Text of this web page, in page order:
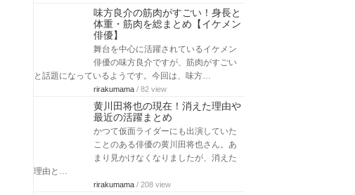
味方良介の筋肉がすごい！身長と
体重・筋肉を総まとめ【イケメン
俳優】
舞台を中心に活躍されているイケメン
俳優の味方良介ですが、筋肉がすごい
と話題になっているようです。今回は、味方…
rirakumama / 82 view
黄川田将也の現在！消えた理由や
最近の活躍まとめ
かつて仮面ライダーにも出演していた
ことのある俳優の黄川田将也さん。あ
まり見かけなくなりましたが、消えた
理由と…
rirakumama / 208 view